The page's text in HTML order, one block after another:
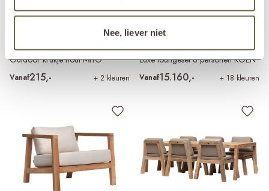
Nee, liever niet
Outdoor krukje hout MIYO
Vanaf215,- + 2 kleuren
Luxe loungeset 8 personen KOEN
Vanaf15.160,- + 18 kleuren